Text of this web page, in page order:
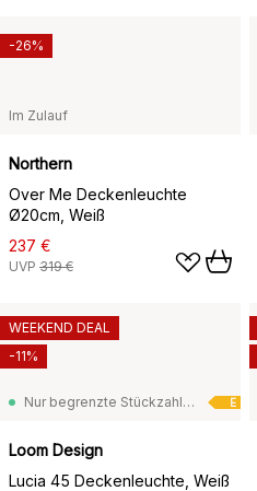
Im Zulauf
Northern
Over Me Deckenleuchte
Ø20cm, Weiß
237 €
UVP 319 €
-26%
E
Nur begrenzte Stückzahl vorrätig
Loom Design
Lucia 45 Deckenleuchte, Weiß
WEEKEND DEAL
-11%